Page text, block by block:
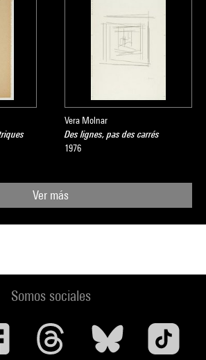
Vera Molnar
Des lignes, pas des carrés
1976
Ver más
Somos sociales